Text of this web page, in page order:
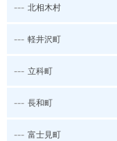
--- 北相木村
--- 軽井沢町
--- 立科町
--- 長和町
--- 富士見町